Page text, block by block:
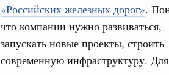
«Российских железных дорог».
что компании нужно развиваться,
запускать новые проекты, строить
современную инфраструктуру. Для
законов, бюджетные
23 июля, четверг
(2026 год, №25)